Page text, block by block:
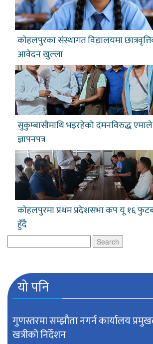
काेहलपुरका संस्थागत विद्यालयमा
आवेदन खुल्ला
सुकुम्बासीमाथि भइरहेको दमनविरुद्ध
ज्ञापनपत्र
काेहलपुरमा प्रथम प्रदेशसभा कप यू १६
हुँदै
for:
यो पनि
गुणस्तरमा सम्झौता नगर्न कार्यालय
खत्रीको निर्देशन